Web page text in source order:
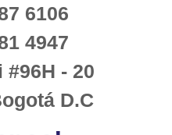
6106
4947
#96H - 20
D.C